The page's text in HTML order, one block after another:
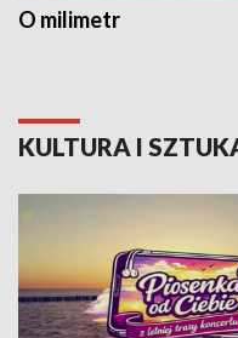
O milimetr
KULTURA I